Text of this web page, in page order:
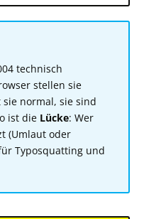
technisch
stellen sie
normal, sie sind
ist die Lücke: Wer
(Umlaut oder
Typosquatting und